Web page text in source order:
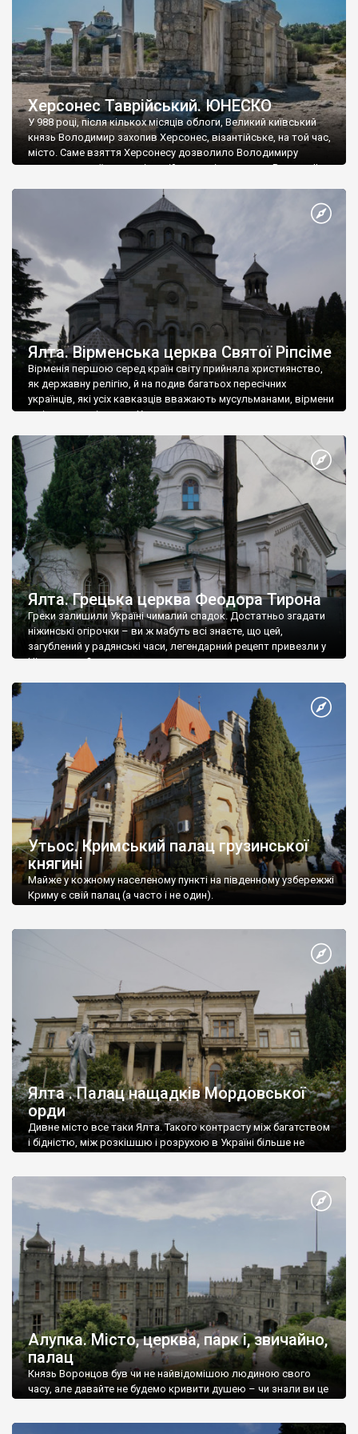
Херсонес Таврійський. ЮНЕСКО
У 988 році, після кількох місяців облоги, Великий київський
князь Володимир захопив Херсонес, візантійське, на той час,
місто. Саме взяття Херсонесу дозволило Володимиру
диктувати свої умови візантійському імператору Василю ІІ, та
Херсонесі Володимир-язичник, став Василем-християнином.
А потім було Хрещення Русі. На честь Херсонесу Таврійського
Ялта. Вірменська церква Святої Ріпсіме
Вірменія першою серед країн світу прийняла християнство,
як державну релігію, й на подив багатьох пересічних
українців, які усіх кавказців вважають мусульманами, вірмени
є відданими вірянами Христа
Ялта. Грецька церква Феодора Тирона
Греки залишили Україні чималий спадок. Достатньо згадати
ніжинські огірочки – ви ж мабуть всі знаєте, що цей,
загублений у радянські часи, легендарний рецепт привезли у
Ніжин греки?
Утьос. Кримський палац грузинської
княгині
Майже у кожному населеному пункті на південному узбережжі
Криму є свій палац (а часто і не один).
Ялта . Палац нащадків Мордовської
орди
Дивне місто все таки Ялта. Такого контрасту між багатством
і бідністю, між розкішшю і розрухою в Україні більше не
Алупка. Місто, церква, парк і, звичайно,
палац
Князь Воронцов був чи не найвідомішою людиною свого
часу, але давайте не будемо кривити душею – чи знали ви це